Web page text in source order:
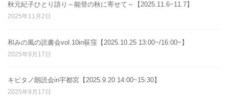
秋元紀子ひとり語り～能登の秋に寄せて～【2025.11.6~11.7】
2025年11月2日
和みの風の読書会vol.10in荻窪【2025.10.25 13:00~/16:00~】
2025年9月17日
キビタノ朗読会in宇都宮【2025.9.20 14:00~15:30】
2025年9月17日